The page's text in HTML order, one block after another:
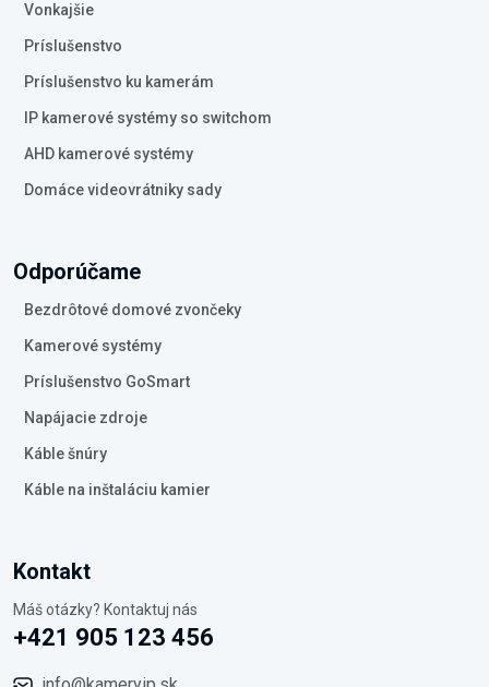
Vonkajšie
Príslušenstvo
Príslušenstvo ku kamerám
IP kamerové systémy so switchom
AHD kamerové systémy
Domáce videovrátniky sady
Odporúčame
Bezdrôtové domové zvončeky
Kamerové systémy
Príslušenstvo GoSmart
Napájacie zdroje
Káble šnúry
Káble na inštaláciu kamier
Kontakt
Máš otázky? Kontaktuj nás
+421 905 123 456